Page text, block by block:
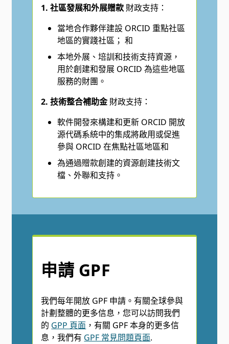
​​​1. 社區發展和外展贈款 財政支持：
當地合作夥伴建設 ORCID 重點社區
地區的實踐社區； 和
本地外展、培訓和技術支持資源，
用於創建和發展 ORCID 為這些地區
服務的財團。
2. 技術整合補助金財政支持：
軟件開發來構建和更新 ORCID 開放
源代碼系統中的集成將啟用或促進
參與 ORCID 在焦點社區地區和
為通過贈款創建的資源創建技術文
檔、外聯和支持。
申請 GPF
我們每年開放 GPF 申請。有關全球參與
計劃整體的更多信息，您可以訪問我們
的 GPP 頁面 ，有關 GPF 本身的更多信
息，我們有 GPF 常見問題頁面.